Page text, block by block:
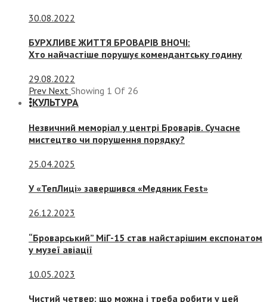
30.08.2022
БУРХЛИВЕ ЖИТТЯ БРОВАРІВ ВНОЧІ:
Хто найчастіше порушує комендантську годину
29.08.2022
Prev Next Showing 1 Of 26
КУЛЬТУРА
Незвичний меморіал у центрі Броварів. Сучасне
мистецтво чи порушення порядку?
25.04.2025
У «ТепЛиці» завершився «Медяник Fest»
26.12.2023
“Броварський” МіГ-15 став найстарішим експонатом
у музеї авіації
10.05.2023
Чистий четвер: що можна і треба робити у цей